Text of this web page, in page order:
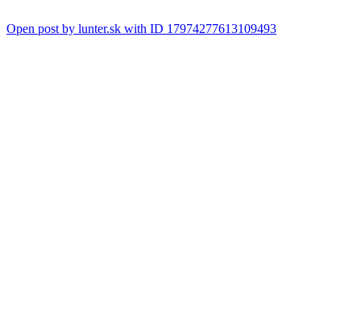
Open post by lunter.sk with ID 17974277613109493